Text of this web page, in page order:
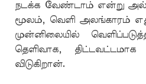
நடக்க வேண்டாம் என்று
மூலம், வெளி அலங்காரம்
முன்னிலையில்
தெளிவாக,
விடுகிறான்.